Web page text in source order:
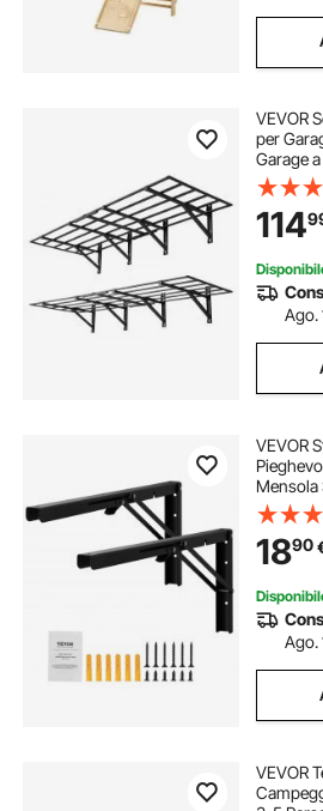
VEVOR
per
Garage
Scaffali
Totale di
114
Ago.
VEVOR
Mensola
Staffe
Opaca
Mensola
kg, Nero
1890
Ago.
VEVOR